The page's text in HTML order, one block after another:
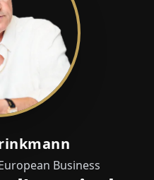
Business